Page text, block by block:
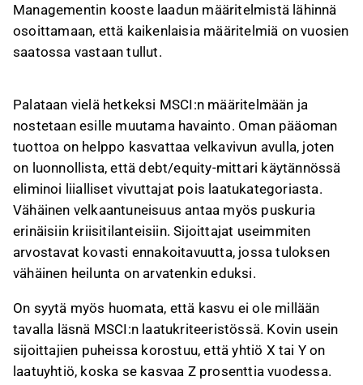
Managementin kooste laadun määritelmistä lähinnä
osoittamaan, että kaikenlaisia määritelmiä on vuosien
saatossa vastaan tullut.
Palataan vielä hetkeksi MSCI:n määritelmään ja
nostetaan esille muutama havainto. Oman pääoman
tuottoa on helppo kasvattaa velkavivun avulla, joten
on luonnollista, että debt/equity-mittari käytännössä
eliminoi liialliset vivuttajat pois laatukategoriasta.
Vähäinen velkaantuneisuus antaa myös puskuria
erinäisiin kriisitilanteisiin. Sijoittajat useimmiten
arvostavat kovasti ennakoitavuutta, jossa tuloksen
vähäinen heilunta on arvatenkin eduksi.
On syytä myös huomata, että kasvu ei ole millään
tavalla läsnä MSCI:n laatukriteeristössä. Kovin usein
sijoittajien puheissa korostuu, että yhtiö X tai Y on
laatuyhtiö, koska se kasvaa Z prosenttia vuodessa.